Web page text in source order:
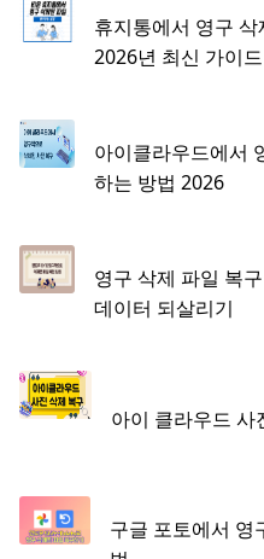
휴지통에서 영구
2026년 최신 가이드
아이클라우드에서
하는 방법 2026
영구 삭제 파일 복
데이터 되살리기
아이 클라우드 사
구글 포토에서 영